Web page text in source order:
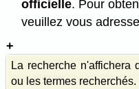
officielle. Pour
veuillez vous
La recherche n'affichera
ou les termes recherchés.